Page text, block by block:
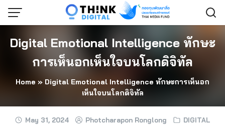
Skip
Digital Emotional Intelligence ทักษะ
การเห็นอกเห็นใจบนโลกดิจิทัล
Home » Digital Emotional Intelligence ทักษะการเห็นอก
เห็นใจบนโลกดิจิทัล
May 31, 2024 Photcharapon Ronglong
DIGITAL